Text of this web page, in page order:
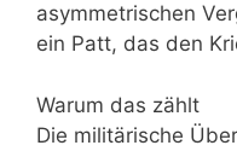
asymmetrischen
ein Patt, das den
Warum das zählt
Die militärische